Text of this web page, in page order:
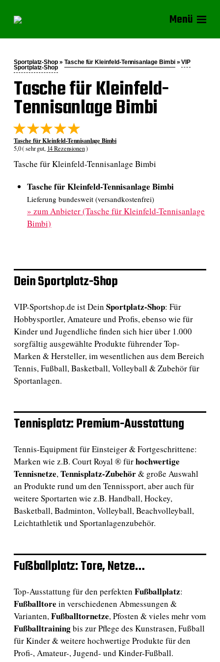
Menü
Sportplatz-Shop » Tasche für Kleinfeld-Tennisanlage Bimbi»VIP
Sportplatz-Shop
Tasche für Kleinfeld-
Tennisanlage Bimbi
Tasche für Kleinfeld-Tennisanlage Bimbi
5,0 ( sehr gut, 14 Rezensionen)
Tasche für Kleinfeld-Tennisanlage Bimbi
Tasche für Kleinfeld-Tennisanlage Bimbi
Lieferung bundesweit (versandkostenfrei)
»zum Anbieter (Tasche für Kleinfeld-Tennisanlage
Bimbi)
Dein Sportplatz-Shop
VIP-Sportshop.de ist Dein Sportplatz-Shop: Für
Hobbysportler, Amateure und Profis, ebenso wie für
Kinder und Jugendliche finden sich hier über 1.000
sorgfältig ausgewählte Produkte führender Top-
Marken & Hersteller, im wesentlichen aus dem Bereich
Tennis, Fußball, Basketball, Volleyball & Zubehör für
Sportanlagen.
Tennisplatz: Premium-Ausstattung
Tennis-Equipment für Einsteiger & Fortgeschrittene:
Marken wie z.B. Court Royal ® fürhochwertige
Tennisnetze,Tennisplatz-Zubehör& große Auswahl
an Produkte rund um den Tennissport, aber auch für
weitere Sportarten wie z.B. Handball, Hockey,
Basketball, Badminton, Volleyball, Beachvolleyball,
Leichtathletik und Sportanlagenzubehör.
Fußballplatz: Tore, Netze…
Top-Ausstattung für den perfekten Fußballplatz:
Fußballtore in verschiedenen Abmessungen &
Varianten,Fußballtornetze, Pfosten & vieles mehr vom
Fußballtrainingbis zur Pflege des Kunstrasen, Fußball
für Kinder & weitere hochwertige Produkte für den
Profi-, Amateur-, Jugend- und Kinder-Fußball.